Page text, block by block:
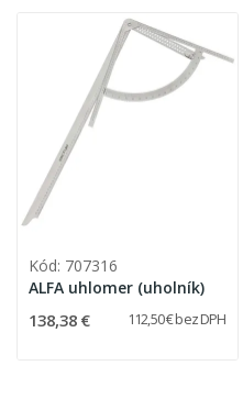
Kód: 707316
ALFA uhlomer (uholník)
138,38 € 112,50 € bez DPH